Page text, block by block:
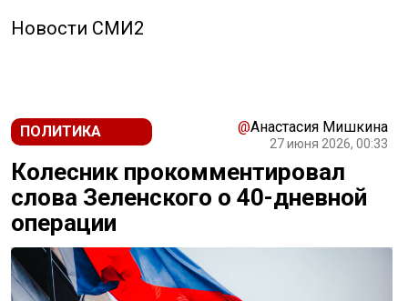
Новости СМИ2
ПОЛИТИКА @Анастасия Мишкина
27 июня 2026, 00:33
Колесник прокомментировал
слова Зеленского о 40-дневной
операции